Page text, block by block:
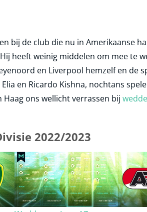
bij de club die nu in Amerikaanse
heeft weinig middelen om mee te
en Liverpool hemzelf en de
en Ricardo Kishna, nochtans
Haag ons wellicht verrassen bij
2022/2023